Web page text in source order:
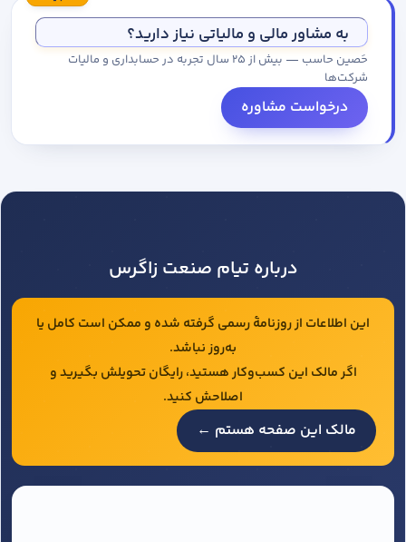
به مشاور مالی و مالیاتی نیاز دارید؟
حَصین حاسب — بیش از ۲۵ سال تجربه در حسابداری و مالیات
شرکت‌ها
درخواست مشاوره
درباره تیام صنعت زاگرس
این اطلاعات از روزنامهٔ رسمی گرفته شده و ممکن است کامل یا
به‌روز نباشد.
اگر مالک این کسب‌وکار هستید، رایگان تحویلش بگیرید و
اصلاحش کنید.
مالک این صفحه هستم ←